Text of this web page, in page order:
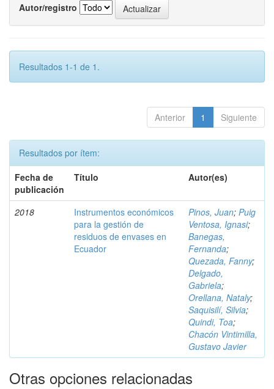
Autor/registro
Resultados 1-1 de 1.
Anterior 1 Siguiente
Resultados por ítem:
Fecha de
publicación
Título Autor(es)
2018
Instrumentos económicos
para la gestión de
residuos de envases en
Ecuador
Pinos, Juan; Puig
Ventosa, Ignasi;
Banegas,
Fernanda;
Quezada, Fanny;
Delgado,
Gabriela;
Orellana, Nataly;
Saquisilí, Silvia;
Quindi, Toa;
Chacón Vintimilla,
Gustavo Javier
Otras opciones relacionadas